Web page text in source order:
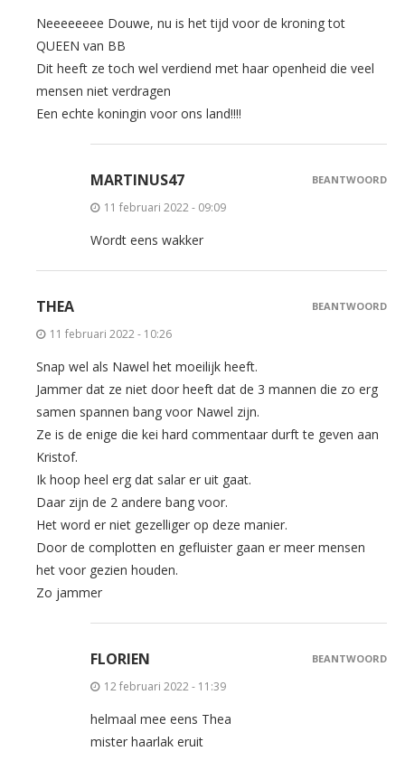
Neeeeeeee Douwe, nu is het tijd voor de kroning tot
QUEEN van BB
Dit heeft ze toch wel verdiend met haar openheid die veel
mensen niet verdragen
Een echte koningin voor ons land!!!!
MARTINUS47
11 februari 2022 - 09:09
Wordt eens wakker
BEANTWOORD
THEA
11 februari 2022 - 10:26
Snap wel als Nawel het moeilijk heeft.
Jammer dat ze niet door heeft dat de 3 mannen die zo erg
samen spannen bang voor Nawel zijn.
Ze is de enige die kei hard commentaar durft te geven aan
Kristof.
Ik hoop heel erg dat salar er uit gaat.
Daar zijn de 2 andere bang voor.
Het word er niet gezelliger op deze manier.
Door de complotten en gefluister gaan er meer mensen
het voor gezien houden.
Zo jammer
BEANTWOORD
FLORIEN
12 februari 2022 - 11:39
helmaal mee eens Thea
mister haarlak eruit
BEANTWOORD